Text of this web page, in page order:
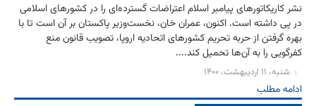
نشر کاریکاتورهای پیامبر اسلام اعتراضات گسترده‌ای را در کشورهای اسلامی
در پی داشته است. اکنون، عمران خان، نخست‌وزیر پاکستان بر آن است تا با
بهره گرفتن از حربه تحریم کشورهای اتحادیه اروپا، تصویب قانون منع
کفرگویی را به آن‌ها تحمیل کند....
شنبه، ۱۱ اردیبهشت، ۱۴۰۰
ادامه مطلب